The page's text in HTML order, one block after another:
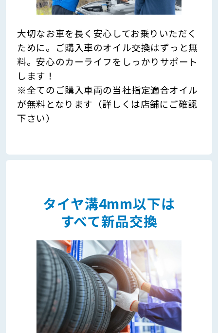
大切なお車を長く安心してお乗りいただく
ために。ご購入車のオイル交換はずっと無
料。安心のカーライフをしっかりサポート
します！
※全てのご購入車両の当社指定適合オイル
が無料となります（詳しくは店舗にご確認
下さい）
タイヤ溝4mm以下は
すべて新品交換